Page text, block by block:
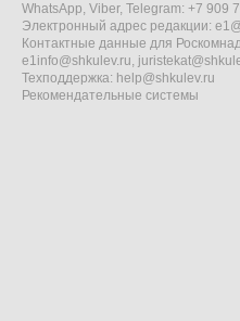
WhatsApp, Viber, Telegram: +7 909
Электронный адрес редакции:
Контактные данные для
e1info@shkulev.ru,
Техподдержка: help@shkulev.ru
Рекомендательные системы